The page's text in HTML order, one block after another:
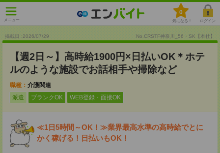
メニュー
0
気になる！ ログイン
掲載日 :2026/07/29 No.CRSTF神奈川_56・SK【本社】
【週2日～】高時給1900円×日払いOK＊ホテ
ルのような施設でお話相手や掃除など
職種： 介護関連
派遣
ブランクOK WEB登録・面接OK
≪1日5時間～OK！≫業界最高水準の高時給でとに
かく稼げる！日払いもOK！